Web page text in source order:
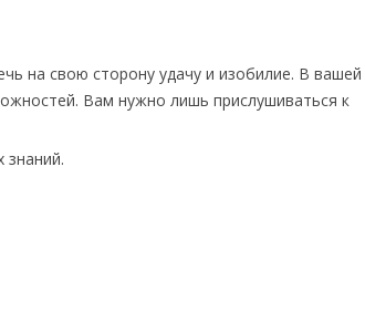
на свою сторону удачу и изобилие. В вашей
Вам нужно лишь прислушиваться к
знаний.